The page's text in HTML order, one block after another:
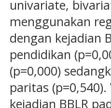
univariate,
menggunakan
dengan kejadian
pendidikan
(p=0,000)
paritas
kejadian BBLR